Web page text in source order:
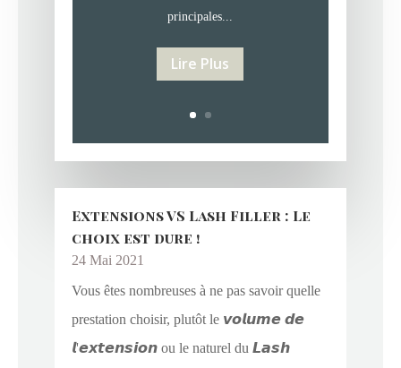
principales...
Lire Plus
Extensions VS Lash Filler : Le
choix est dure !
24 Mai 2021
Vous êtes nombreuses à ne pas savoir quelle
prestation choisir, plutôt le 𝙫𝙤𝙡𝙪𝙢𝙚 𝙙𝙚
𝙡'𝙚𝙭𝙩𝙚𝙣𝙨𝙞𝙤𝙣 ou le naturel du 𝙇𝙖𝙨𝙝